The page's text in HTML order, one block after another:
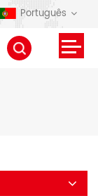
Português